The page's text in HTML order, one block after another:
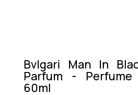
Bvlgari Man In
Parfum - Perfume
60ml